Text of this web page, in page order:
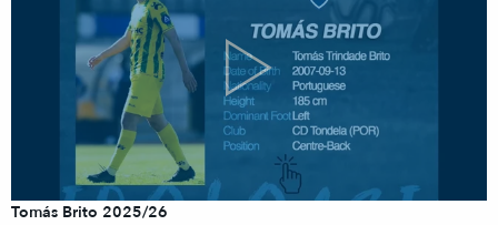
Tomás Brito 2025/26